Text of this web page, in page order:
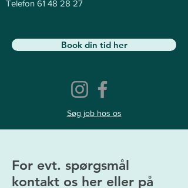
Telefon 61 48 28 27
Book din tid her
Søg job hos os
For evt. spørgsmål
kontakt os her eller på